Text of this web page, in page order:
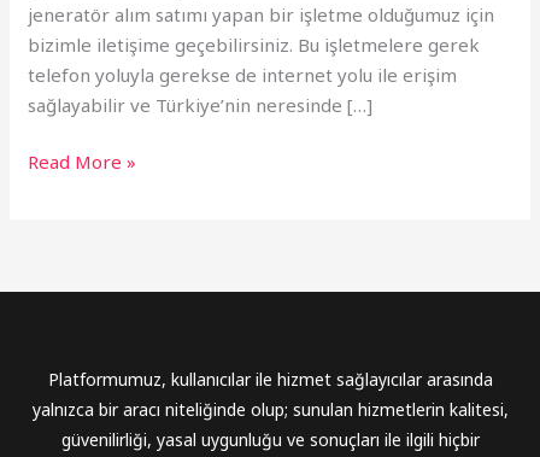
jeneratör alım satımı yapan bir işletme olduğumuz için
bizimle iletişime geçebilirsiniz. Bu işletmelere gerek
telefon yoluyla gerekse de internet yolu ile erişim
sağlayabilir ve Türkiye’nin neresinde […]
Read More »
Platformumuz, kullanıcılar ile hizmet sağlayıcılar arasında
yalnızca bir aracı niteliğinde olup; sunulan hizmetlerin kalitesi,
güvenilirliği, yasal uygunluğu ve sonuçları ile ilgili hiçbir